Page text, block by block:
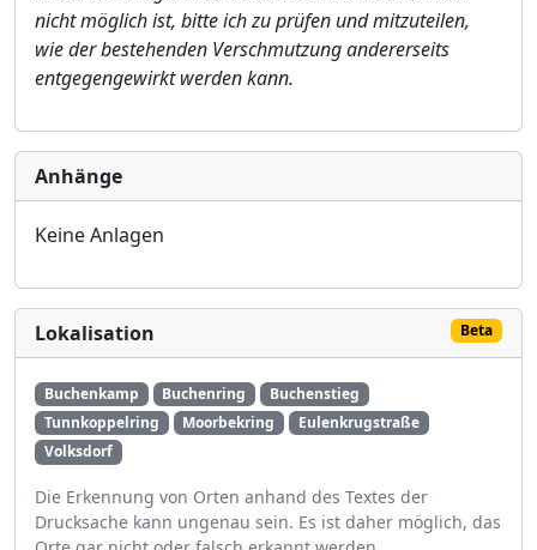
nicht möglich ist, bitte ich zu prüfen und mitzuteilen,
wie der bestehenden Verschmutzung andererseits
entgegengewirkt werden kann.
Anhänge
Keine Anlagen
Lokalisation Beta
Buchenkamp Buchenring
Buchenstieg
Tunnkoppelring
Moorbekring
Eulenkrugstraße
Volksdorf
Die Erkennung von Orten anhand des Textes der
Drucksache kann ungenau sein. Es ist daher möglich, das